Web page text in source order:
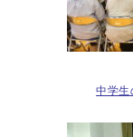
中学生